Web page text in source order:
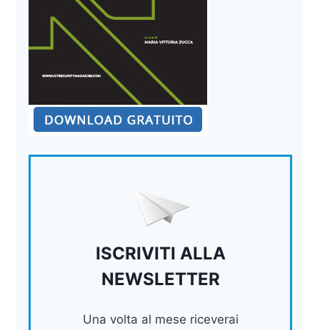
INFORMATICHE
IN
ITALIA
ISCRIVITI ALLA
NEWSLETTER
Una volta al mese riceverai